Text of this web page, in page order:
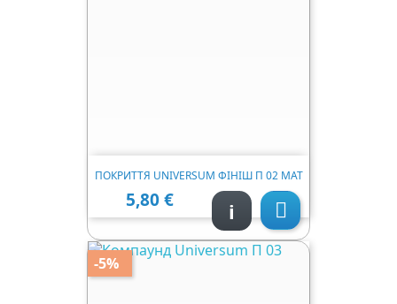
ПОКРИТТЯ UNIVERSUM ФІНІШ П 02 МАТ
Ціна
5,80 € 
i
-5%